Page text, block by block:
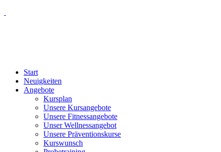
Start
Neuigkeiten
Angebote
Kursplan
Unsere Kursangebote
Unsere Fitnessangebote
Unser Wellnessangebot
Unsere Präventionskurse
Kurswunsch